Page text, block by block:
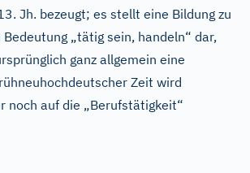
Jh. bezeugt; es stellt eine Bildung zu
Bedeutung „tätig sein, handeln“ dar,
ganz allgemein eine
Zeit wird
noch auf die „Berufstätigkeit“